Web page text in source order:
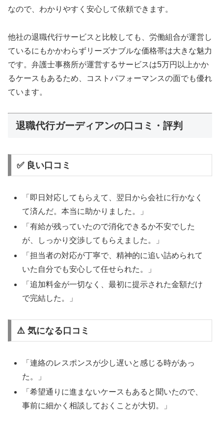
なので、わかりやすく安心して依頼できます。
他社の退職代行サービスと比較しても、労働組合が運営し
ているにもかかわらずリーズナブルな価格帯は大きな魅力
です。弁護士事務所が運営するサービスは5万円以上かか
るケースもあるため、コストパフォーマンスの面でも優れ
ています。
退職代行ガーディアンの口コミ・評判
✅ 良い口コミ
「即日対応してもらえて、翌日から会社に行かなく
て済んだ。本当に助かりました。」
「有給が残っていたので消化できるか不安でした
が、しっかり交渉してもらえました。」
「担当者の対応が丁寧で、精神的に追い詰められて
いた自分でも安心して任せられた。」
「追加料金が一切なく、最初に提示された金額だけ
で完結した。」
⚠️ 気になる口コミ
「連絡のレスポンスが少し遅いと感じる時があっ
た。」
「希望通りに進まないケースもあると聞いたので、
事前に細かく相談しておくことが大切。」